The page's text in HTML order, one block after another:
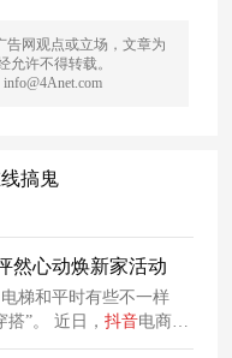
告网观点或立场，文章为
允许不得转载。
搞鬼
然心动焕新家活动
梯和平时有些不一样
——电梯换上了活力十足的多巴胺“穿搭”。 近日， 抖音电商家
、康夫、翼眠、小吉、